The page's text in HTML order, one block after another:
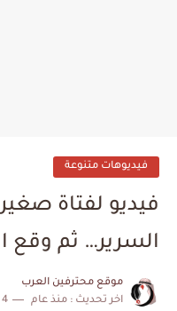
فيديوهات متنوعة
فيديو لفتاة
السرير… ثم وقع
موقع محترفين العرب
اخر تحديث : منذ عام 4 دقائق للقراءة